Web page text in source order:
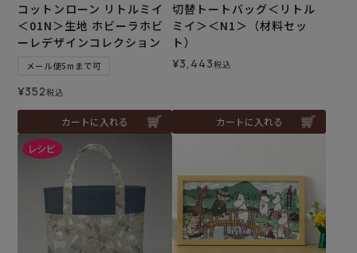
コットンローン リトルミイ
＜01N＞生地 ホビーラホビ
ーレデザインコレクション
メール便5mまで可
¥352税込
カートに入れる
切替トートバッグ＜リトル
ミイ＞＜N1＞（材料セッ
ト）
¥3,443税込
カートに入れる